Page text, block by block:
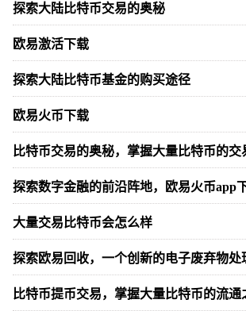
探索大陆比特币交易的奥秘
欧易激活下载
探索大陆比特币基金的购买途径
欧易火币下载
比特币交易的奥秘，掌握大量比特币的交
探索数字金融的前沿阵地，欧易火币app
大量交易比特币会怎么样
探索欧易回收，一个创新的电子废弃物处
比特币提币交易，掌握大量比特币的流通